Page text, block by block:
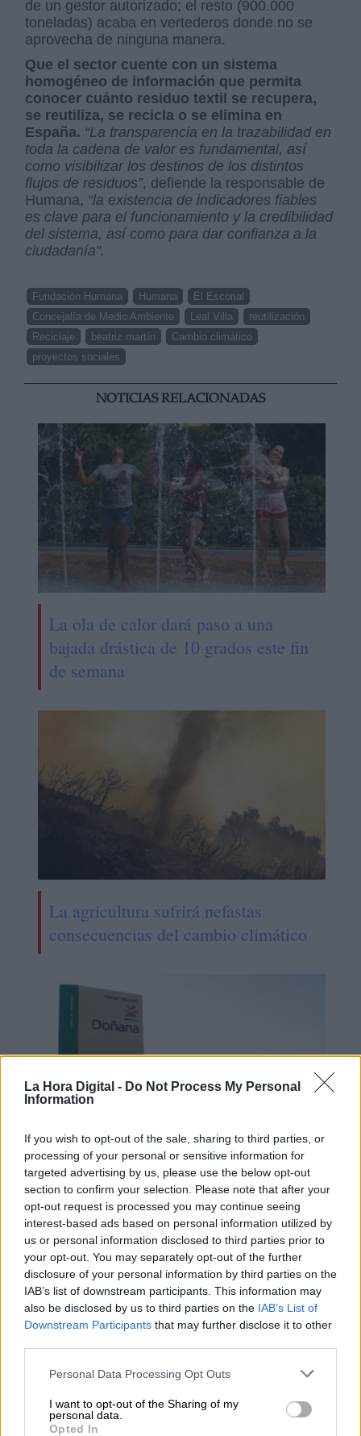
La Hora Digital - Do Not Process My Personal
Information
If you wish to opt-out of the sale, sharing to third parties, or
processing of your personal or sensitive information for
targeted advertising by us, please use the below opt-out
section to confirm your selection. Please note that after your
opt-out request is processed you may continue seeing
interest-based ads based on personal information utilized by
us or personal information disclosed to third parties prior to
your opt-out. You may separately opt-out of the further
disclosure of your personal information by third parties on the
IAB’s list of downstream participants. This information may
also be disclosed by us to third parties on the IAB’s List of
Downstream Participants that may further disclose it to other
Personal Data Processing Opt Outs
I want to opt-out of the Sharing of my
personal data.
Opted In
de un gestor autorizado; el resto (900.000
toneladas) acaba en vertederos donde no se
aprovecha de ninguna manera.
Que el sector cuente con un sistema
homogéneo de información que permita
conocer cuánto residuo textil se recupera,
se reutiliza, se recicla o se elimina en
España. “La transparencia en la trazabilidad en
toda la cadena de valor es fundamental, así
como visibilizar los destinos de los distintos
flujos de residuos”, defiende la responsable de
Humana, “la existencia de indicadores fiables
es clave para el funcionamiento y la credibilidad
del sistema, así como para dar confianza a la
ciudadanía”.
Fundación Humana Humana
El Escorial
Concejalía de Medio Ambiente
Leal Villa
reutilización
Reciclaje
beatriz martín
Cambio climático
proyectos sociales
NOTICIAS RELACIONADAS
La ola de calor dará paso a una
bajada drástica de 10 grados este fin
de semana
La agricultura sufrirá nefastas
consecuencias del cambio climático
La falta de agua en Doñana podría
causar problemas en la cadena
trófica